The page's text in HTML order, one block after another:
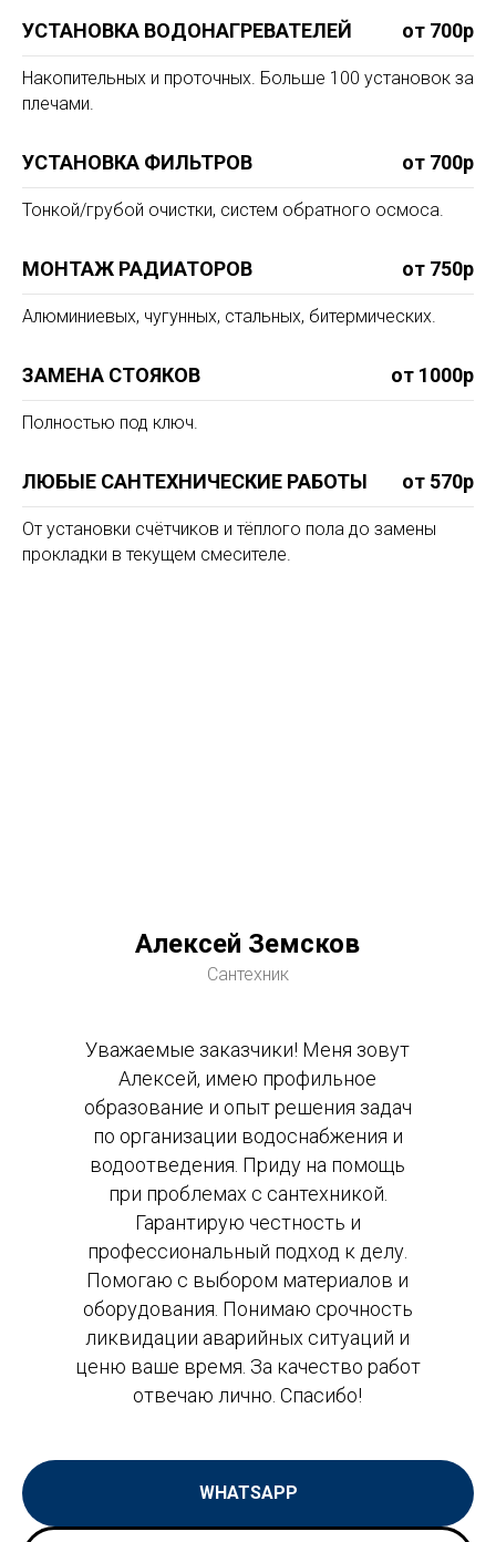
УСТАНОВКА ВОДОНАГРЕВАТЕЛЕЙ от 700р
Накопительных и проточных. Больше 100 установок за
плечами.
УСТАНОВКА ФИЛЬТРОВ от 700р
Тонкой/грубой очистки, систем обратного осмоса.
МОНТАЖ РАДИАТОРОВ от 750р
Алюминиевых, чугунных, стальных, битермических.
ЗАМЕНА СТОЯКОВ от 1000р
Полностью под ключ.
ЛЮБЫЕ САНТЕХНИЧЕСКИЕ РАБОТЫ от 570р
От установки счётчиков и тёплого пола до замены
прокладки в текущем смесителе.
Алексей Земсков
Сантехник
Уважаемые заказчики! Меня зовут
Алексей, имею профильное
образование и опыт решения задач
по организации водоснабжения и
водоотведения. Приду на помощь
при проблемах с сантехникой.
Гарантирую честность и
профессиональный подход к делу.
Помогаю с выбором материалов и
оборудования. Понимаю срочность
ликвидации аварийных ситуаций и
ценю ваше время. За качество работ
отвечаю лично. Спасибо!
WHATSAPP